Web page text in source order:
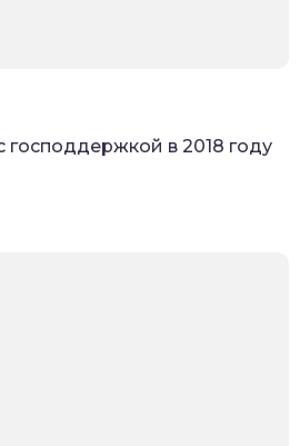
господдержкой в 2018 году